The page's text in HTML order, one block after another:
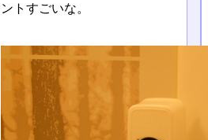
ントすごいな。